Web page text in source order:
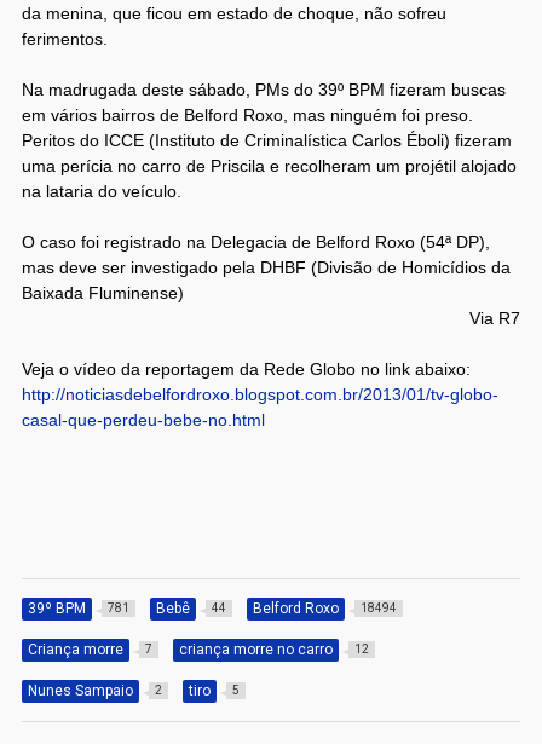
da menina, que ficou em estado de choque, não sofreu
ferimentos.
Na madrugada deste sábado, PMs do 39º BPM fizeram buscas
em vários bairros de Belford Roxo, mas ninguém foi preso.
Peritos do ICCE (Instituto de Criminalística Carlos Éboli) fizeram
uma perícia no carro de Priscila e recolheram um projétil alojado
na lataria do veículo.
O caso foi registrado na Delegacia de Belford Roxo (54ª DP),
mas deve ser investigado pela DHBF (Divisão de Homicídios da
Baixada Fluminense)
Via R7
Veja o vídeo da reportagem da Rede Globo no link abaixo:
http://noticiasdebelfordroxo.blogspot.com.br/2013/01/tv-globo-
casal-que-perdeu-bebe-no.html
39º BPM 781 Bebê 44 Belford Roxo 18494
Criança morre 7 criança morre no carro 12
Nunes Sampaio 2 tiro 5